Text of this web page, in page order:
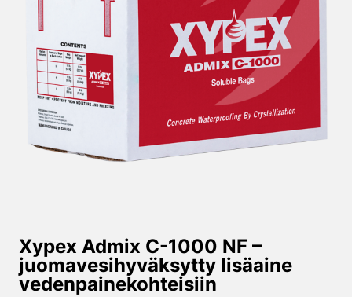
Xypex Admix C-1000 NF –
juomavesi­hyväksytty lisäaine
vedenpaine­kohteisiin